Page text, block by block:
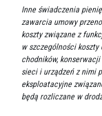
Inne świadczenia
zawarcia umowy
koszty związane z
w szczególności
chodników,
sieci i urządzeń z nimi
eksploatacyjne
będą rozliczane w